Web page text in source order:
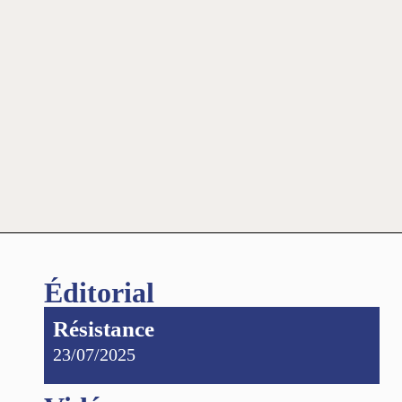
Éditorial
Résistance
23/07/2025